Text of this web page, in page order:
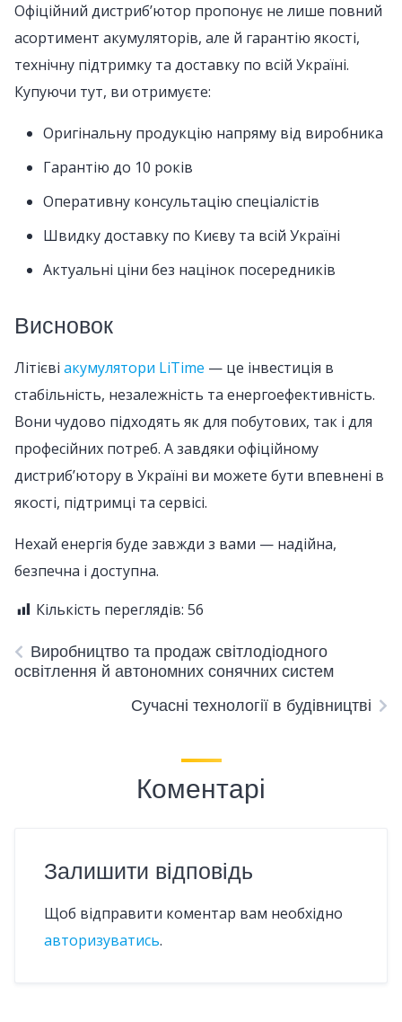
Офіційний дистрибʼютор пропонує не лише повний
асортимент акумуляторів, але й гарантію якості,
технічну підтримку та доставку по всій Україні.
Купуючи тут, ви отримуєте:
Оригінальну продукцію напряму від виробника
Гарантію до 10 років
Оперативну консультацію спеціалістів
Швидку доставку по Києву та всій Україні
Актуальні ціни без націнок посередників
Висновок
Літієві акумулятори LiTime — це інвестиція в
стабільність, незалежність та енергоефективність.
Вони чудово підходять як для побутових, так і для
професійних потреб. А завдяки офіційному
дистрибʼютору в Україні ви можете бути впевнені в
якості, підтримці та сервісі.
Нехай енергія буде завжди з вами — надійна,
безпечна і доступна.
Кількість переглядів: 56
Виробництво та продаж світлодіодного
освітлення й автономних сонячних систем
Сучасні технології в будівництві
Коментарі
Залишити відповідь
Щоб відправити коментар вам необхідно
авторизуватись.